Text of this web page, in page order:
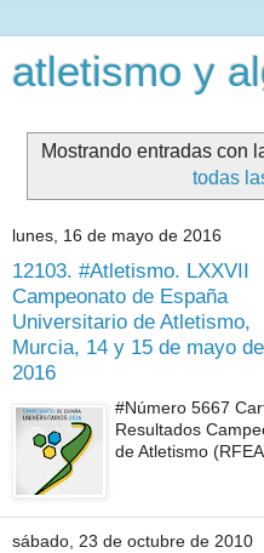
atletismo y
Mostrando entradas con
todas
lunes, 16 de mayo de 2016
12103. #Atletismo. LXXVII
Campeonato de España
Universitario de Atletismo,
Murcia, 14 y 15 de mayo de
2016
#Número 5667
Resultados
de Atletismo
sábado, 23 de octubre de 2010